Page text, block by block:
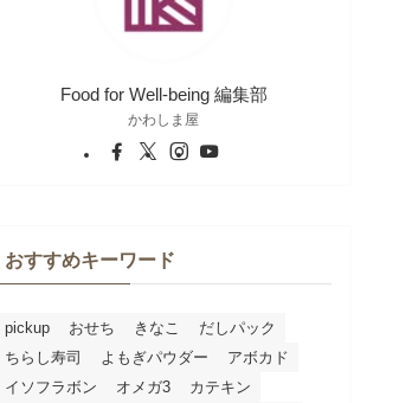
Food for Well-being 編集部
かわしま屋
おすすめキーワード
pickup おせち きなこ
だしパック
ちらし寿司
よもぎパウダー
アボカド
イソフラボン
オメガ3 カテキン